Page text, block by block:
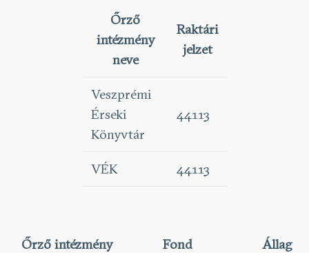
Őrző
intézmény
neve
Raktári
jelzet
Veszprémi
Érseki
Könyvtár
44113
VÉK 44113
Őrző intézmény
Fond
Állag